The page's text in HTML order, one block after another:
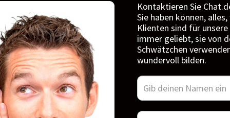
Kontaktieren Sie
Sie haben können,
Klienten sind für
immer geliebt, sie von
Schwätzchen
wundervoll bilden.